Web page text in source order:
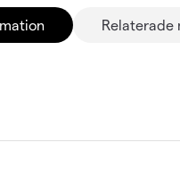
Relaterade